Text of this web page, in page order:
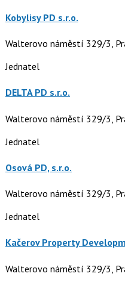
Kobylisy PD s.r.o.
Walterovo náměstí 329/3,
Jednatel
DELTA PD s.r.o.
Walterovo náměstí 329/3,
Jednatel
Osová PD, s.r.o.
Walterovo náměstí 329/3,
Jednatel
Kačerov Property
Walterovo náměstí 329/3,